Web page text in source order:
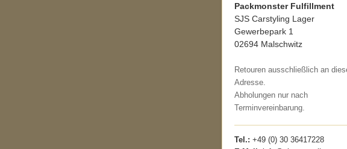
Packmonster Fulfillment
SJS Carstyling Lager
Gewerbepark 1
02694 Malschwitz
Retouren ausschließlich an
Adresse.
Abholungen nur nach
Terminvereinbarung.
Tel.: +49 (0) 30 36417228